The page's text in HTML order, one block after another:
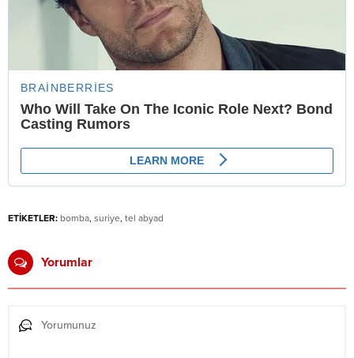
ETİKETLER: bomba, suriye, tel abyad
Yorumlar